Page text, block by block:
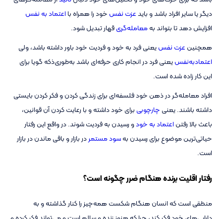
دیگر یا سایر افراد باشد و بایدعزت‌ نفس خود را همراه بااعتماد به‌ نفس
افزایش دهد تا بتواند بهمعامله‌گریقهار تبدیل شود.
همچنین عزت‌ نفسیعنی فرد به خود و فردیت خود باور داشته باشد، ولی
اعتمادبه‌نفسیعنی فرد در انجام کاری حرفه‌ای باشد به‌طوری‌ذکه گویا برای
این کار زاده شده است.
افراد معامله‌گر در ذهن خود فلسفه‌ای برای زندگی کردن و فکر کردن بایستی
داشته باشند. یعنی چارچوبی برای خود داشته و با رعایت کردن آن قوانین،
باعث بالا رفتناعتماد به خودو رسیدن به فردیت شوند. در واقع این رفتار
حیاتی‌ترین موضوع برای رسیدن بهسود مستمردر بازار و باقی ماندن در بازار
است.
رفتار اقلیت برنده هنگام ضرر چگونه است؟
منطقی است که انسان هنگام شکست همه‌چیز را کنار گذاشته و به